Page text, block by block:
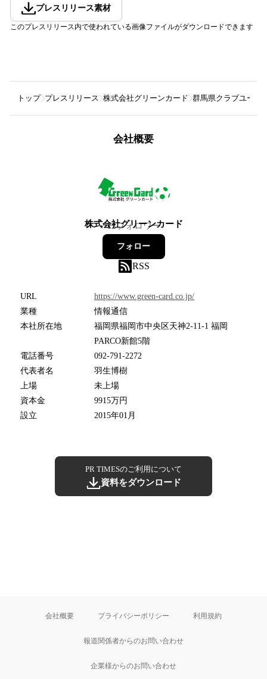
プレスリリース素材
このプレスリリース内で使われている画像ファイルがダウンロードできます
トップ プレスリリース 株式会社グリーンカード 群馬県クラブユース
会社概要
株式会社グリーンカード
12フォロワー
フォロー
RSS
URL
https://www.green-card.co.jp/
業種
情報通信
本社所在地
福岡県福岡市中央区天神2-11-1 福岡
PARCO新館5階
電話番号
092-791-2272
代表者名
羽生博樹
上場
未上場
資本金
9915万円
設立
2015年01月
PR TIMESのご利用について
資料をダウンロード
会社概要 プライバシーポリシー 利用規約
報道関係者からのお問い合わせ
企業様からのお問い合わせ